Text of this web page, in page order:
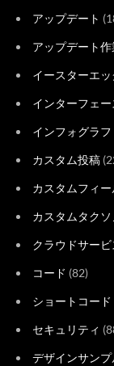
アップデート
アップデート作
イースターエッ
インターフェー
インフォグラフ
カスタム投稿
カスタムフィー
カスタムタク
クラウドサービ
コード (82)
ショートコード
セキュリティ
デザインサンプ